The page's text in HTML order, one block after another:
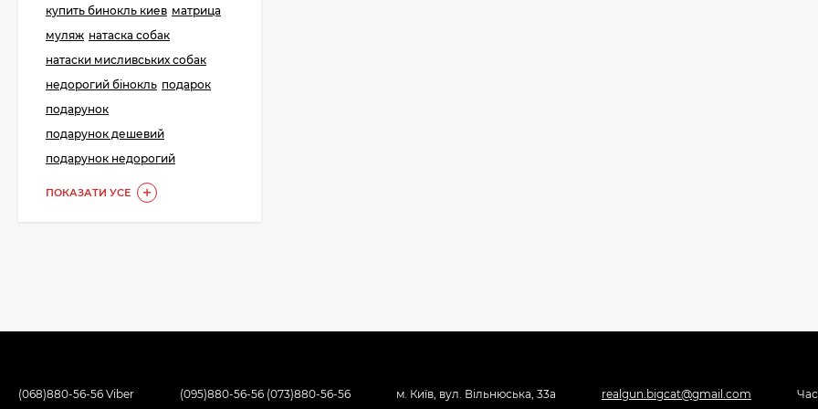
288 грн.
шт. на порох, 50 шт.
купить бинокль киев матрица
муляж натаска собак
натаски мисливських собак
недорогий бінокль подарок
подарунок
подарунок дешевий
подарунок недорогий
ПОКАЗАТИ УСЕ
(068)880-56-56 Viber (095)880-56-56 (073)880-56-56 м. Київ, вул. Вільнюська, 33а realgun.bigcat@gmail.com